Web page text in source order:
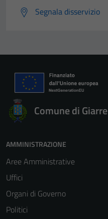
Segnala disservizio
Comune di Giarre
AMMINISTRAZIONE
Aree Amministrative
Uffici
Organi di Governo
Politici